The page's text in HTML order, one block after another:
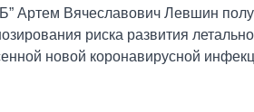
Артем Вячеславович Левшин
риска развития
новой коронавирусной